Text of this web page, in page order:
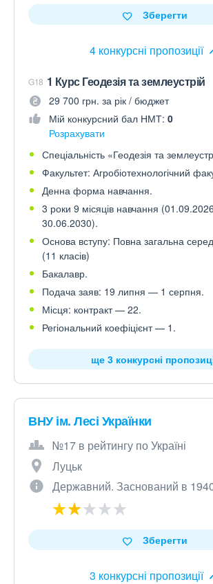
4 конкурсні пропозиції
Зберегти
G18 1 Курс Геодезія та землеустрій
29 700 грн. за рік / бюджет
Мій конкурсний бал НМТ: 0
Розрахувати
Спеціальність «Геодезія та
Факультет: Агробіотехнологічний
Денна форма навчання.
3 роки 9 місяців навчання
30.06.2030).
Основа вступу: Повна загальна
(11 класів)
Бакалавр.
Подача заяв: 19 липня — 1 серпня.
Місця: контракт — 22.
Регіональний коефіцієнт — 1.
ще 3 конкурсні
ВНУ ім. Лесі Українки
№17 в рейтингу по Україні
Луцьк
Державний. Заснований в
3 конкурсні пропозиції
Зберегти